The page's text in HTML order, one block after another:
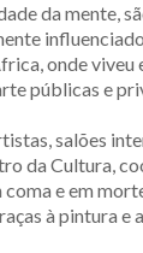
da mente,
onde
públicas e
salões
Cultura,
e em
à pintura